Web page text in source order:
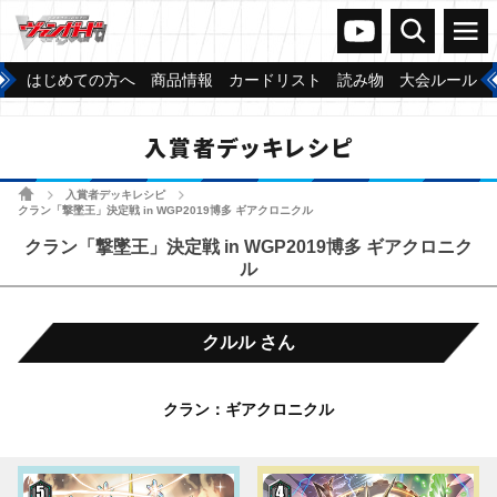
ヴァンガードch
検索 メニュー
はじめての方へ 商品情報 カードリスト 読み物 大会ルール
入賞者デッキレシピ
ホーム 入賞者デッキレシピ
クラン「撃墜王」決定戦 in WGP2019博多 ギアクロニクル
クラン「撃墜王」決定戦 in WGP2019博多 ギアクロニク
ル
クルル さん
クラン：ギアクロニクル